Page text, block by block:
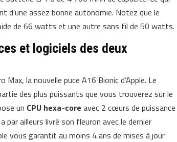
d’une assez bonne autonomie. Notez que le
de 66 watts et une autre sans fil de 50 watts.
et logiciels des deux
la nouvelle puce A16 Bionic d’Apple. Le
des plus puissants que vous trouverez sur le
un CPU hexa-core avec 2 cœurs de puissance
par ailleurs livré son fleuron avec le dernier
vous garantit au moins 4 ans de mises à jour